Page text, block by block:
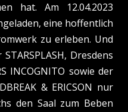
hat. Am 12.04.2023
eine hoffentlich
zu erleben. Und
Dresdens
INCOGNITO sowie der
& ERICSON nur
den Saal zum Beben